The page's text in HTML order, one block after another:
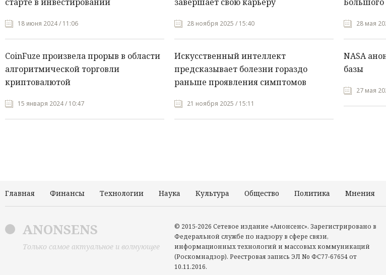
18 июня 2024 / 11:06
CoinFuze произвела прорыв в области
алгоритмической торговли
криптовалютой
15 января 2024 / 10:47
28 ноября 2025 / 15:40
Искусственный интеллект
предсказывает болезни гораздо
раньше проявления симптомов
21 ноября 2025 / 15:11
28 мая
NASA
базы
27 мая
Главная Финансы Технологии Наука Культура Общество Политика Мнения
ANONSENS
Только самое актуальное и волнующее
© 2015-2026 Сетевое издание «Анонсенс». Зарегистрировано в
Федеральной службе по надзору в сфере связи,
информационных технологий и массовых коммуникаций
(Роскомнадзор). Реестровая запись ЭЛ No ФС77-67654 от
10.11.2016.